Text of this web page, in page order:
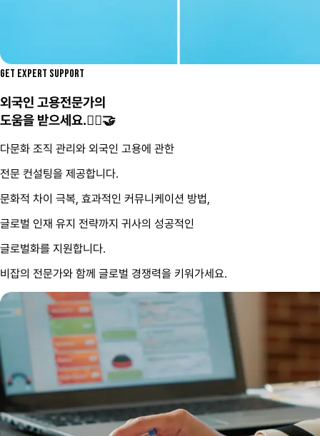
GET EXPERT SUPPORT
외국인 고용전문가의
도움을 받으세요.🤵‍♂️🤝
다문화 조직 관리와 외국인 고용에 관한
전문 컨설팅을 제공합니다.
문화적 차이 극복, 효과적인 커뮤니케이션 방법,
글로벌 인재 유지 전략까지 귀사의 성공적인
글로벌화를 지원합니다.
비잡의 전문가와 함께 글로벌 경쟁력을 키워가세요.